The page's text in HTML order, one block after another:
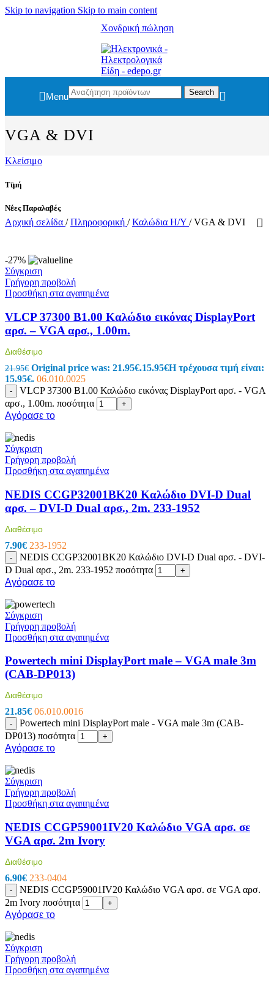
Skip to navigation Skip to main content
Χονδρική πώληση
Menu Search
VGA & DVI
Κλείσιμο
Τιμή
Νέες Παραλαβές
Αρχική σελίδα / Πληροφορική / Καλώδια Η/Υ / VGA & DVI
-27%
Σύγκριση
Γρήγορη προβολή
Προσθήκη στα αγαπημένα
VLCP 37300 B1.00 Καλώδιο εικόνας DisplayPort
αρσ. – VGA αρσ., 1.00m.
Διαθέσιμο
21.95€ Original price was: 21.95€.15.95€Η τρέχουσα τιμή είναι:
15.95€. 06.010.0025
-
VLCP 37300 B1.00 Καλώδιο εικόνας DisplayPort αρσ. - VGA
αρσ., 1.00m. ποσότητα
+
Αγόρασε το
Σύγκριση
Γρήγορη προβολή
Προσθήκη στα αγαπημένα
NEDIS CCGP32001BK20 Καλώδιο DVI-D Dual
αρσ. – DVI-D Dual αρσ., 2m. 233-1952
Διαθέσιμο
7.90€ 233-1952
-
NEDIS CCGP32001BK20 Καλώδιο DVI-D Dual αρσ. - DVI-
D Dual αρσ., 2m. 233-1952 ποσότητα
+
Αγόρασε το
Σύγκριση
Γρήγορη προβολή
Προσθήκη στα αγαπημένα
Powertech mini DisplayPort male – VGA male 3m
(CAB-DP013)
Διαθέσιμο
21.85€ 06.010.0016
-
Powertech mini DisplayPort male - VGA male 3m (CAB-
DP013) ποσότητα
+
Αγόρασε το
Σύγκριση
Γρήγορη προβολή
Προσθήκη στα αγαπημένα
NEDIS CCGP59001IV20 Καλώδιο VGA αρσ. σε
VGA αρσ. 2m Ivory
Διαθέσιμο
6.90€ 233-0404
-
NEDIS CCGP59001IV20 Καλώδιο VGA αρσ. σε VGA αρσ.
2m Ivory ποσότητα
+
Αγόρασε το
Σύγκριση
Γρήγορη προβολή
Προσθήκη στα αγαπημένα